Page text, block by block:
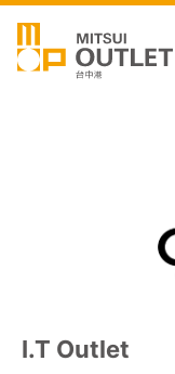
最新消息
I.T Outlet